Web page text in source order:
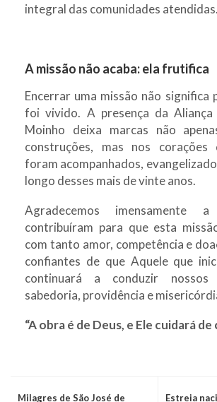
integral das comunidades atendidas.
A missão não acaba: ela frutifica
Encerrar uma missão não significa
foi vivido. A presença da Aliança
Moinho deixa marcas não
construções, mas nos corações
foram acompanhados,
longo desses mais de vinte anos.
Agradecemos imensamente
contribuíram para que esta
com tanto amor, competência e
confiantes de que Aquele que
continuará a conduzir nossos
sabedoria, providência e
“A obra é de Deus, e Ele cuidará de
Milagres de São José de
Estreia